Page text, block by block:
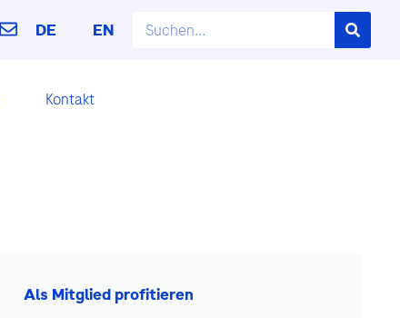
DE EN
Kontakt
Als Mitglied profitieren